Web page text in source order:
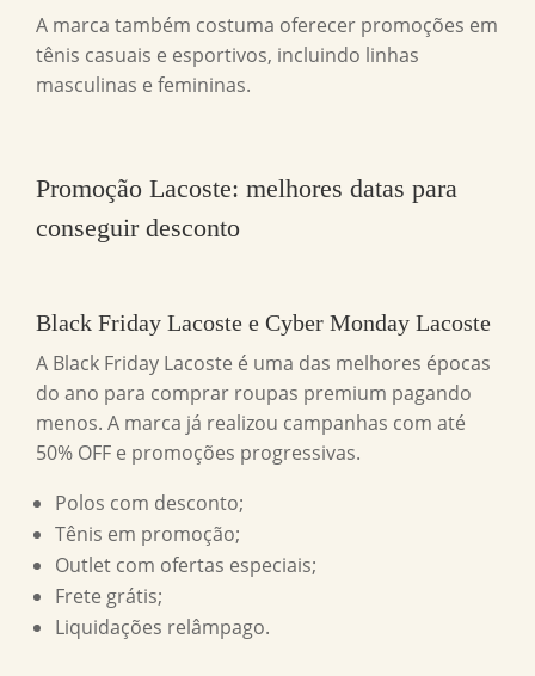
A marca também costuma oferecer promoções em
tênis casuais e esportivos, incluindo linhas
masculinas e femininas.
Promoção Lacoste: melhores datas para
conseguir desconto
Black Friday Lacoste e Cyber Monday Lacoste
A Black Friday Lacoste é uma das melhores épocas
do ano para comprar roupas premium pagando
menos. A marca já realizou campanhas com até
50% OFF e promoções progressivas.
Polos com desconto;
Tênis em promoção;
Outlet com ofertas especiais;
Frete grátis;
Liquidações relâmpago.